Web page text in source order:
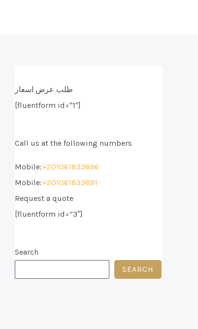
طلب عرض اسعار
[fluentform id="1"]
Call us at the following numbers
Mobile:+201061833896
Mobile:+201061833891
Request a quote
[fluentform id=”3″]
Search
SEARCH